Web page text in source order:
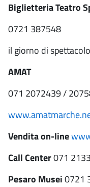
Biglietteria Teatro
0721 387548
il giorno di
AMAT
071 2072439 /
Vendita on-line
Call Center071
Pesaro Musei0721